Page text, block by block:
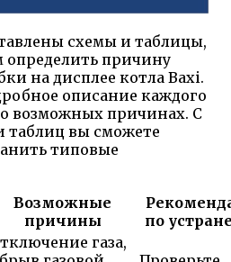
схемы и таблицы,
определить причину
на дисплее котла Baxi.
описание каждого
возможных причинах. С
таблиц вы сможете
типовые
Возможные
причины
по
газа,